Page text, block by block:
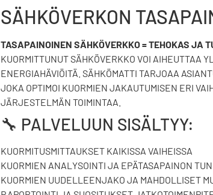
SÄHKÖVERKON
TASAPAINOINEN SÄHKÖVERKKO = TEHOKAS JA
KUORMITTUNUT SÄHKÖVERKKO VOI AIHEUTTAA
ENERGIAHÄVIÖITÄ. SÄHKÖMATTI TARJOAA
JOKA OPTIMOI KUORMIEN JAKAUTUMISEN ERI
JÄRJESTELMÄN TOIMINTAA.
🔧 PALVELUUN SISÄLTYY:
KUORMITUSMITTAUKSET KAIKISSA VAIHEISSA
KUORMIEN ANALYSOINTI JA EPÄTASAPAINON
KUORMIEN UUDELLEENJAKO JA MAHDOLLISET